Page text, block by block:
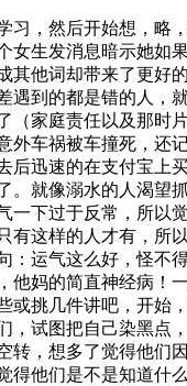
习，然后开始想，略
女生发消息暗示她如
他词却带来了更好
遇到的都是错的人，
（家庭责任以及那时
外车祸被车撞死，还
迅速的在支付宝上
就像溺水的人渴望
一下过于反常，所以
有这样的人才有，所
：运气这么好，怪不
他妈的简直神经病！
或挑几件讲吧，开始
，试图把自己染黑点
转，想多了觉得他们
得他们是不是知道什